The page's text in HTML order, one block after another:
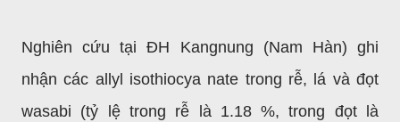
Nghiên cứu tại ĐH Kangnung (Nam Hàn) ghi
nhận các allyl isothiocya nate trong rễ, lá và đọt
wasabi (tỷ lệ trong rễ là 1.18 %, trong đọt là